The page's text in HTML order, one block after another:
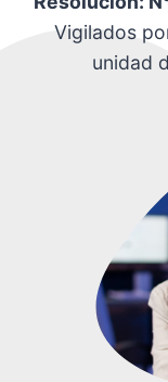
Vigilados
unidad